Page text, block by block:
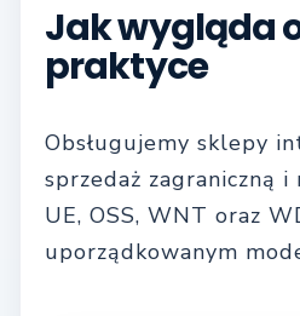
Jak wygląda
praktyce
Obsługujemy sklepy
sprzedaż zagraniczną i
UE, OSS, WNT oraz
uporządkowanym